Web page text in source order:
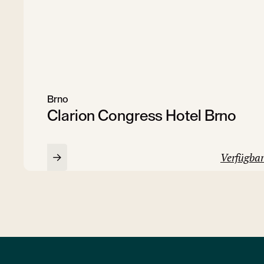
Clarion Congress Hotel Brno
Brno